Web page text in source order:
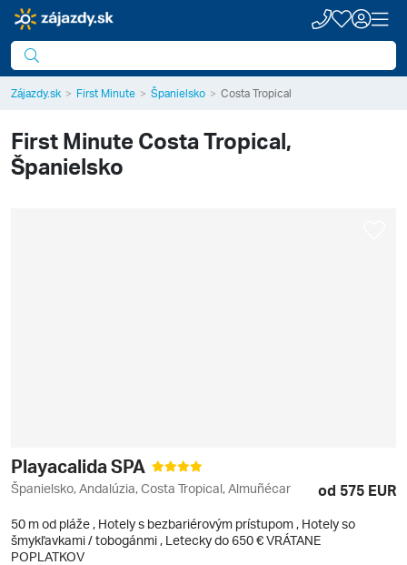
Zájazdy.sk First Minute Španielsko Costa Tropical
First MinuteCosta Tropical,
Španielsko
Playacalida SPA
Španielsko, Andalúzia, Costa Tropical, Almuñécar od 575 EUR
50 m od pláže , Hotely s bezbariérovým prístupom , Hotely so
šmykľavkami / tobogánmi , Letecky do 650 € VRÁTANE
POPLATKOV